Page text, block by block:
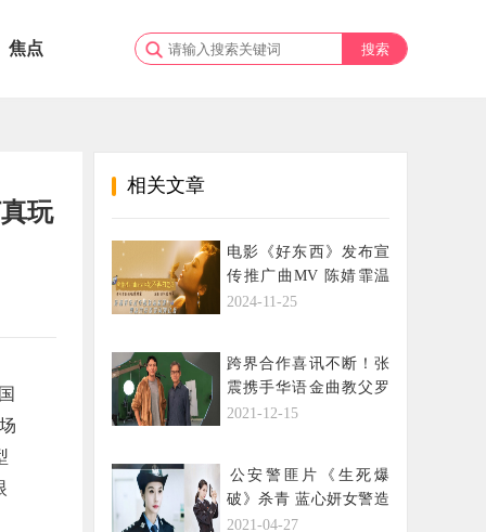
焦点
玩
相关文章
电影《好东西》发布宣
传推广曲MV 陈婧霏温
柔献唱诉说爱与勇气
2024-11-25
跨界合作喜讯不断！张
震携手华语金曲教父罗
大佑开拍微电影
2021-12-15
​公安警匪片《生死爆
破》杀青 蓝心妍女警造
型英姿飒爽
2021-04-27